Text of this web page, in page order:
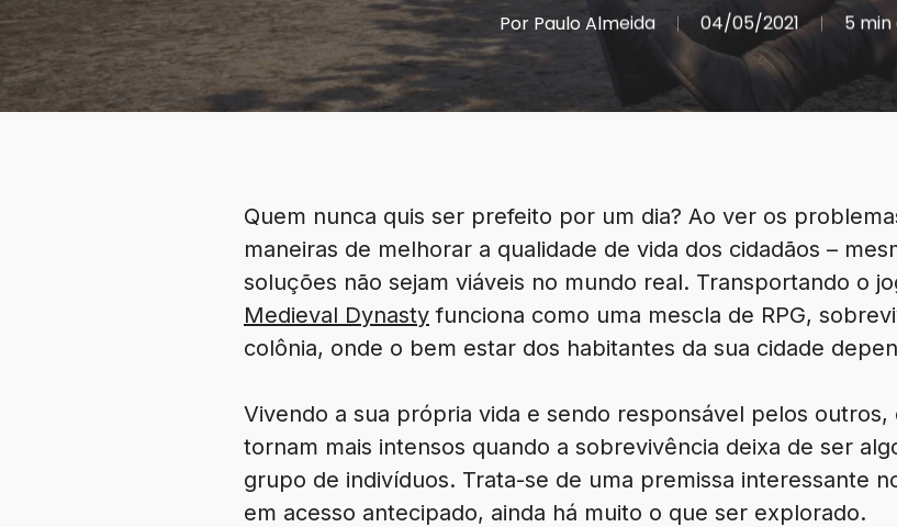
Por Paulo Almeida 04/05/2021 5
Quem nunca quis ser prefeito por um dia? Ao ver os
maneiras de melhorar a qualidade de vida dos cidadãos –
soluções não sejam viáveis no mundo real. Transportando o
Medieval Dynasty funciona como uma mescla de RPG,
colônia, onde o bem estar dos habitantes da sua cidade
Vivendo a sua própria vida e sendo responsável pelos outros,
tornam mais intensos quando a sobrevivência deixa de ser
grupo de indivíduos. Trata-se de uma premissa interessante
em acesso antecipado, ainda há muito o que ser explorado.